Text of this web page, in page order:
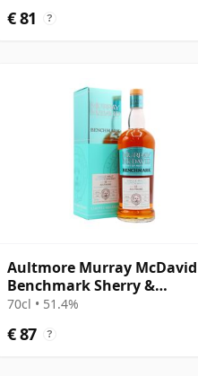
€ 81 ?
Aultmore Murray McDavid
Benchmark Sherry &
Amarone Cask 2008 15 jaar
70cl • 51.4%
€ 87 ?